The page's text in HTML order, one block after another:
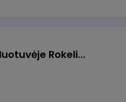
Pardavėjas (-a) naujoje parduotuvėje Rokeliuose (NEMOKAMAS TRANSPORTAS)